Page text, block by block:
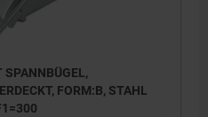
SPANNBÜGEL,
FORM:B, STAHL